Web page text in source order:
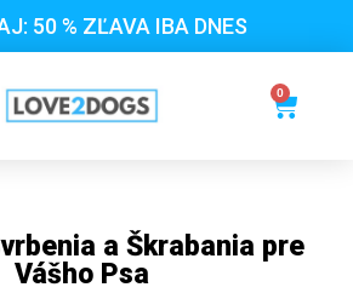
50 % ZĽAVA IBA DNES
0
a Škrabania pre
Vášho Psa